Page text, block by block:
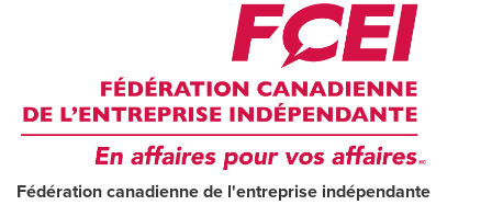
Fédération canadienne de l'entreprise indépendante